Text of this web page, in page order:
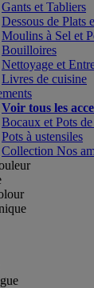
Gants et Tabliers
Dessous de Plats
Moulins à Sel et
Bouilloires
Nettoyage et
Livres de cuisine
Voir tous les
Bocaux et Pots
Pots à ustensiles
Collection Nos